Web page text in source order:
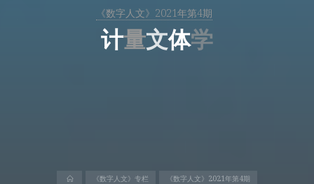
《数字人文》2021年第4期
计计
量文体学
《数字人文》专栏 《数字人文》2021年第4期